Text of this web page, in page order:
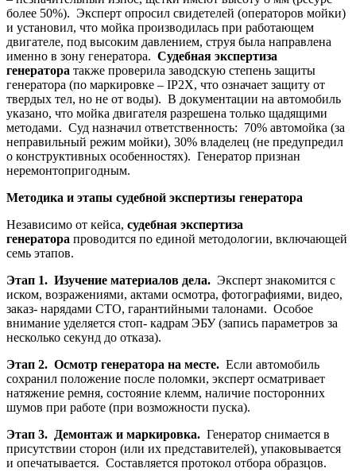
более 50%). Эксперт опросил свидетелей (операторов мойки)
и установил, что мойка производилась при работающем
двигателе, под высоким давлением, струя была направлена
именно в зону генератора. Судебная экспертиза
генератора также проверила заводскую степень защиты
генератора (по маркировке – IP2X, что означает защиту от
твердых тел, но не от воды). В документации на автомобиль
указано, что мойка двигателя разрешена только щадящими
методами. Суд назначил ответственность: 70% автомойка (за
неправильный режим мойки), 30% владелец (не предупредил
о конструктивных особенностях). Генератор признан
неремонтопригодным.
Методика и этапы судебной экспертизы генератора
Независимо от кейса, судебная экспертиза
генератора проводится по единой методологии, включающей
семь этапов.
Этап 1. Изучение материалов дела. Эксперт знакомится с
иском, возражениями, актами осмотра, фотографиями, видео,
заказ- нарядами СТО, гарантийными талонами. Особое
внимание уделяется стоп- кадрам ЭБУ (запись параметров за
несколько секунд до отказа).
Этап 2. Осмотр генератора на месте. Если автомобиль
сохранил положение после поломки, эксперт осматривает
натяжение ремня, состояние клемм, наличие посторонних
шумов при работе (при возможности пуска).
Этап 3. Демонтаж и маркировка. Генератор снимается в
присутствии сторон (или их представителей), упаковывается
и опечатывается. Составляется протокол отбора образцов.